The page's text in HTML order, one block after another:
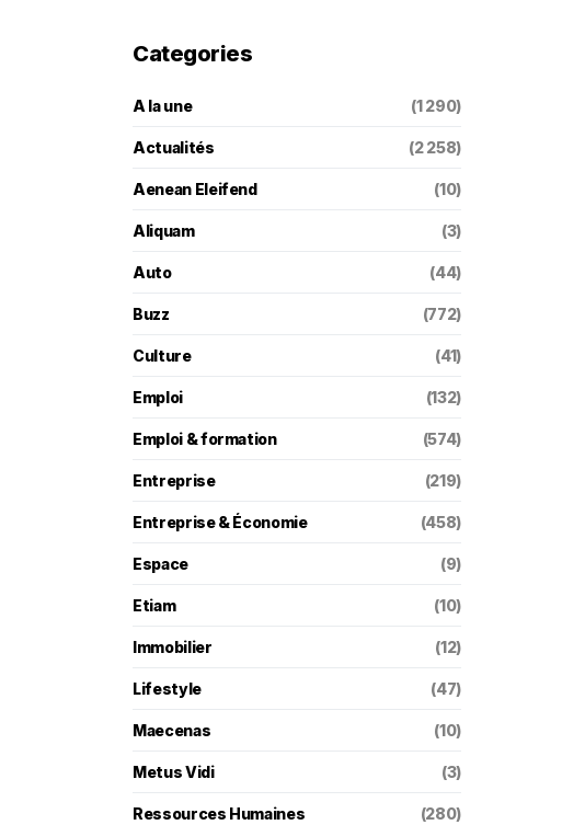
Categories
A la une (1 290)
Actualités (2 258)
Aenean Eleifend (10)
Aliquam (3)
Auto (44)
Buzz (772)
Culture (41)
Emploi (132)
Emploi & formation (574)
Entreprise (219)
Entreprise & Économie (458)
Espace (9)
Etiam (10)
Immobilier (12)
Lifestyle (47)
Maecenas (10)
Metus Vidi (3)
Ressources Humaines (280)